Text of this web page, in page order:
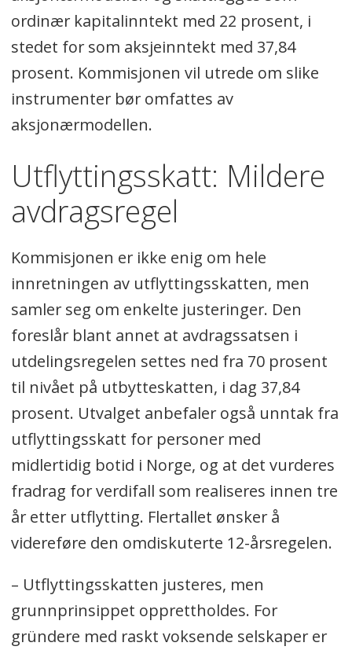
ordinær kapitalinntekt med 22 prosent, i
stedet for som aksjeinntekt med 37,84
prosent. Kommisjonen vil utrede om slike
instrumenter bør omfattes av
aksjonærmodellen.
Utflyttingsskatt: Mildere
avdragsregel
Kommisjonen er ikke enig om hele
innretningen av utflyttingsskatten, men
samler seg om enkelte justeringer. Den
foreslår blant annet at avdragssatsen i
utdelingsregelen settes ned fra 70 prosent
til nivået på utbytteskatten, i dag 37,84
prosent. Utvalget anbefaler også unntak fra
utflyttingsskatt for personer med
midlertidig botid i Norge, og at det vurderes
fradrag for verdifall som realiseres innen tre
år etter utflytting. Flertallet ønsker å
videreføre den omdiskuterte 12-årsregelen.
– Utflyttingsskatten justeres, men
grunnprinsippet opprettholdes. For
gründere med raskt voksende selskaper er